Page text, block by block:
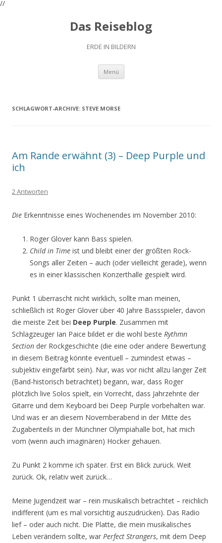
//
Das Reiseblog
ERDE IN BILDERN
Menü Zum
springen
SCHLAGWORT-ARCHIVE: STEVE MORSE
Am Rande erwähnt (3) – Deep Purple und
ich
2 Antworten
Die Erkenntnisse eines Wochenendes im November 2010:
Roger Glover kann Bass spielen.
Child in Time ist und bleibt einer der größten Rock-
Songs aller Zeiten – auch (oder vielleicht gerade), wenn
es in einer klassischen Konzerthalle gespielt wird.
Punkt 1 überrascht nicht wirklich, sollte man meinen,
schließlich ist Roger Glover über 40 Jahre Bassspieler, davon
die meiste Zeit bei Deep Purple. Zusammen mit
Schlagzeuger Ian Paice bildet er die wohl beste Rythmn
Section der Rockgeschichte (die eine oder andere Bewertung
in diesem Beitrag könnte eventuell – zumindest etwas –
subjektiv eingefärbt sein). Nur, was vor nicht allzu langer Zeit
(Band-historisch betrachtet) begann, war, dass Roger
plötzlich live Solos spielt, ein Vorrecht, dass Jahrzehnte der
Gitarre und dem Keyboard bei Deep Purple vorbehalten war.
Und was er an diesem Novemberabend in der Mitte des
Zugabenteils in der Münchner Olympiahalle bot, hat mich
vom (wenn auch imaginären) Hocker gehauen.
Zu Punkt 2 komme ich später. Erst ein Blick zurück. Weit
zurück. Ok, relativ weit zurück…
Meine Jugendzeit war – rein musikalisch betrachtet – reichlich
indifferent (um es mal vorsichtig auszudrücken). Das Radio
lief – oder auch nicht. Die Platte, die mein musikalisches
Leben verändern sollte, war Perfect Strangers, mit dem Deep